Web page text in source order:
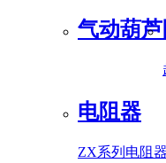
气动葫芦
电阻器
ZX系列电阻器